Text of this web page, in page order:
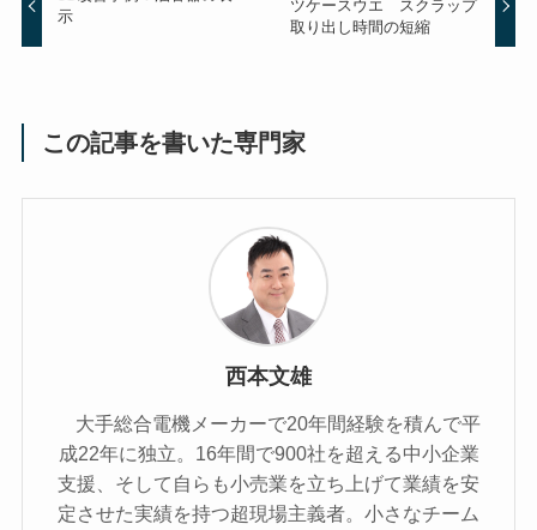
示
ツケースウエ スクラップ
取り出し時間の短縮
この記事を書いた専門家
西本文雄
大手総合電機メーカーで20年間経験を積んで平
成22年に独立。16年間で900社を超える中小企業
支援、そして自らも小売業を立ち上げて業績を安
定させた実績を持つ超現場主義者。小さなチーム